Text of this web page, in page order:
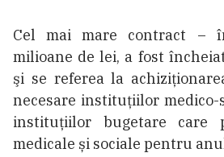
Cel mai mare contract –
milioane de lei, a fost
şi se referea la
necesare instituţiilor
instituțiilor bugetare care
medicale și sociale pentru